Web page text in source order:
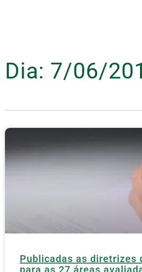
Dia: 7/06/
Publicadas as diretrizes
para as 27 áreas